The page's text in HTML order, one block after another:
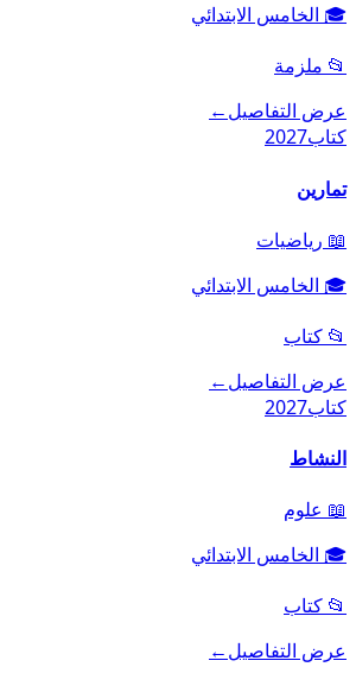
🎓 الخامس الابتدائي
📂 ملزمة
عرض التفاصيل←
كتاب2027
تمارين
📖 رياضيات
🎓 الخامس الابتدائي
📂 كتاب
عرض التفاصيل←
كتاب2027
النشاط
📖 علوم
🎓 الخامس الابتدائي
📂 كتاب
عرض التفاصيل←